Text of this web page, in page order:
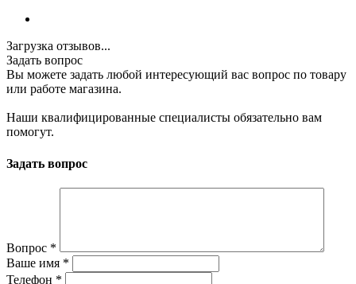
Загрузка отзывов...
Задать вопрос
Вы можете задать любой интересующий вас вопрос по товару
или работе магазина.
Наши квалифицированные специалисты обязательно вам
помогут.
Задать вопрос
Вопрос *
Ваше имя *
Телефон *